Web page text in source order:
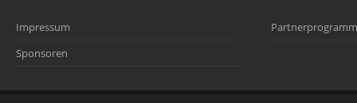
Impressum
Sponsoren